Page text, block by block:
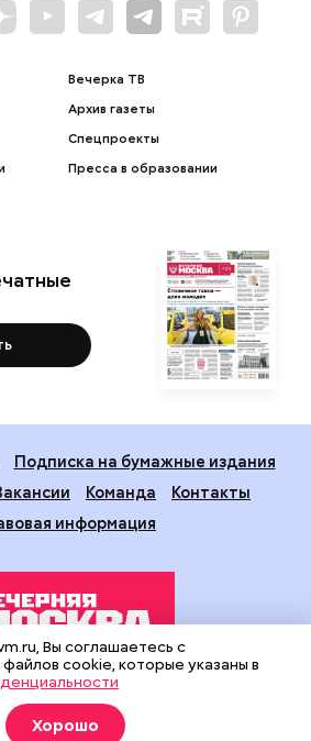
Вечерка ТВ
Архив газеты
Спецпроекты
Пресса в образовании
Подписка на бумажные издания
Команда
Контакты
информация
поддержке Департамента
и рекламы города Москвы.
рекомендательные технологии
Вы соглашаетесь с
cookie, которые указаны в
Хорошо